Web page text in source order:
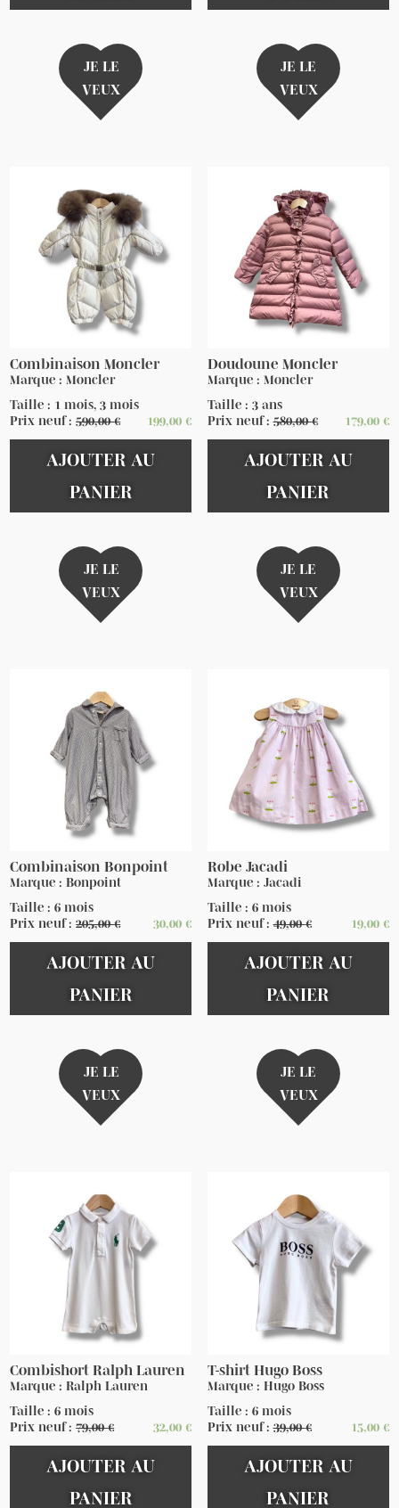
JE LE
VEUX
JE LE
VEUX
Combinaison Moncler
Marque : Moncler
Taille : 1 mois, 3 mois
Prix neuf :590,00€ 199,00 €
AJOUTER AU
PANIER
JE LE
VEUX
Doudoune Moncler
Marque : Moncler
Taille : 3 ans
Prix neuf :580,00€ 179,00 €
AJOUTER AU
PANIER
JE LE
VEUX
Combinaison Bonpoint
Marque : Bonpoint
Taille : 6 mois
Prix neuf :205,00€ 30,00 €
AJOUTER AU
PANIER
JE LE
VEUX
Robe Jacadi
Marque : Jacadi
Taille : 6 mois
Prix neuf :49,00€ 19,00 €
AJOUTER AU
PANIER
JE LE
VEUX
Combishort Ralph Lauren
Marque : Ralph Lauren
Taille : 6 mois
Prix neuf :79,00€ 32,00 €
AJOUTER AU
PANIER
T-shirt Hugo Boss
Marque : Hugo Boss
Taille : 6 mois
Prix neuf :39,00€ 15,00 €
AJOUTER AU
PANIER